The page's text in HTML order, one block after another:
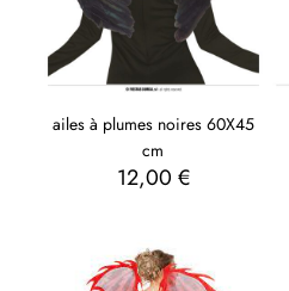
ailes à plumes noires 60X45
cm
12,00 €